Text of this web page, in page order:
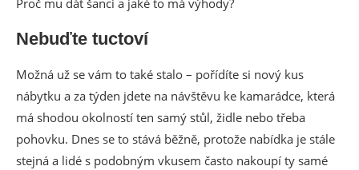
Nebuďte tuctoví
Možná už se vám to také stalo – pořídíte si nový kus
nábytku a za týden jdete na návštěvu ke kamarádce, která
má shodou okolností ten samý stůl, židle nebo třeba
pohovku. Dnes se to stává běžně, protože nabídka je stále
stejná a lidé s podobným vkusem často nakoupí ty samé